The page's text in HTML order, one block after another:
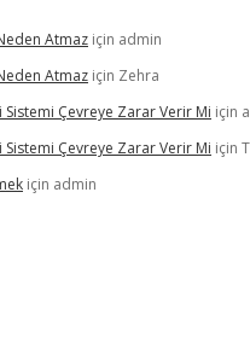
Atmaz için admin
Atmaz için Zehra
Sistemi Çevreye Zarar Verir Mi için
Sistemi Çevreye Zarar Verir Mi için
için admin